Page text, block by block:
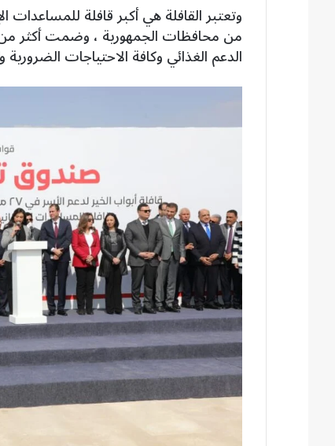
وتعتبر القافلة هي أكبر قافلة
الدعم الغذائي وكافة الاحتياجات